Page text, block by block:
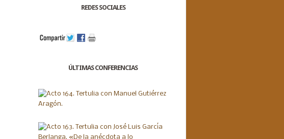
REDES SOCIALES
ÚLTIMAS CONFERENCIAS